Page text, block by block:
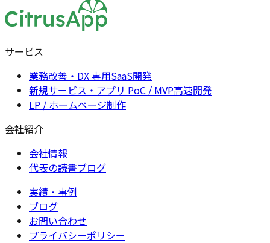
サービス
業務改善・DX 専用SaaS開発
新規サービス・アプリ PoC / MVP高速開発
LP / ホームページ制作
会社紹介
会社情報
代表の読書ブログ
実績・事例
ブログ
お問い合わせ
プライバシーポリシー